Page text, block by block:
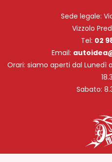
Sede legale:
Vizzolo
Tel: 02
Email:
Orari: siamo aperti dal Lunedì
Sabato: